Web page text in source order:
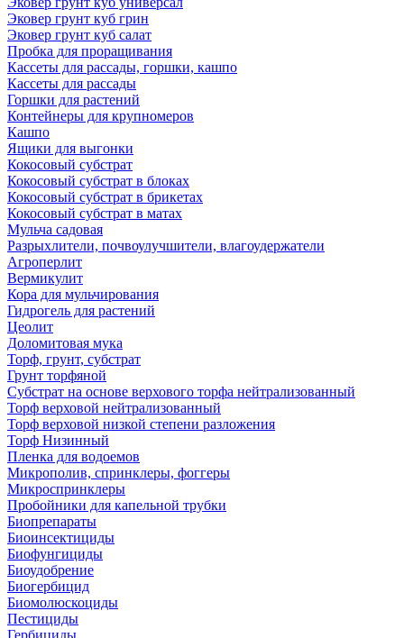
Эковер грунт куб грин
Эковер грунт куб салат
Пробка для проращивания
Кассеты для рассады, горшки, кашпо
Кассеты для рассады
Горшки для растений
Контейнеры для крупномеров
Кашпо
Ящики для выгонки
Кокосовый субстрат
Кокосовый субстрат в блоках
Кокосовый субстрат в брикетах
Кокосовый субстрат в матах
Мульча садовая
Разрыхлители, почвоулучшители, влагоудержатели
Агроперлит
Вермикулит
Кора для мульчирования
Гидрогель для растений
Цеолит
Доломитовая мука
Торф, грунт, субстрат
Грунт торфяной
Субстрат на основе верхового торфа нейтрализованный
Торф верховой нейтрализованный
Торф верховой низкой степени разложения
Торф Низинный
Пленка для водоемов
Микрополив, спринклеры, фоггеры
Микроспринклеры
Пробойники для капельной трубки
Биопрепараты
Биоинсектициды
Биофунгициды
Биоудобрение
Биогербицид
Биомолюскоциды
Пестициды
Гербициды